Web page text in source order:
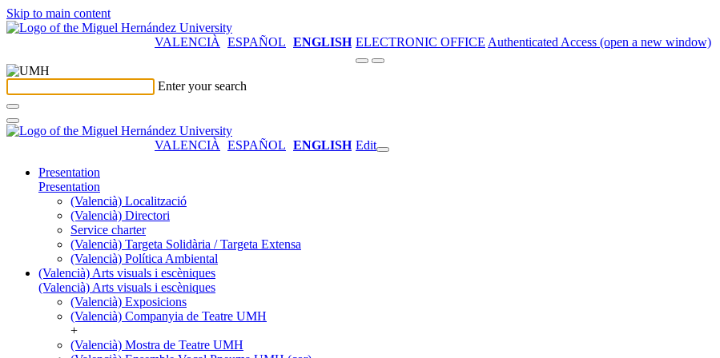
Skip to main content
VALENCIÀ ESPAÑOL ENGLISH ELECTRONIC OFFICE Authenticated Access (open a new window)
Enter your search
VALENCIÀ ESPAÑOL ENGLISH Edit
Presentation
Presentation
(Valencià) Localització
(Valencià) Directori
Service charter
(Valencià) Targeta Solidària / Targeta Extensa
(Valencià) Política Ambiental
(Valencià) Arts visuals i escèniques
(Valencià) Arts visuals i escèniques
(Valencià) Exposicions
(Valencià) Companyia de Teatre UMH
+
(Valencià) Mostra de Teatre UMH